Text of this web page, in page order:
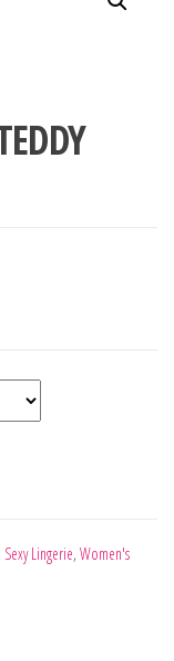
M quantity
Sexy Lingerie, Women's